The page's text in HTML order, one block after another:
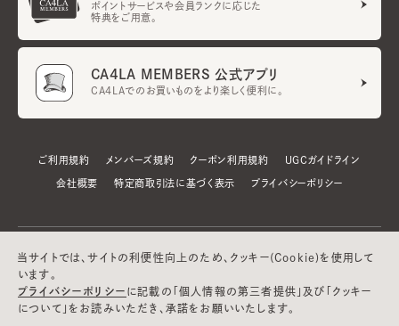
ポイントサービスや会員ランクに応じた
特典をご用意。
CA4LA MEMBERS 公式アプリ
CA4LAでのお買いものをより楽しく便利に。
ご利用規約 メンバーズ規約 クーポン利用規約 UGCガイドライン
会社概要 特定商取引法に基づく表示 プライバシーポリシー
当サイトでは、サイトの利便性向上のため、クッキー(Cookie)を使用して
います。
プライバシーポリシー に記載の「個人情報の第三者提供」及び「クッキー
について」をお読みいただき、承諾をお願いいたします。